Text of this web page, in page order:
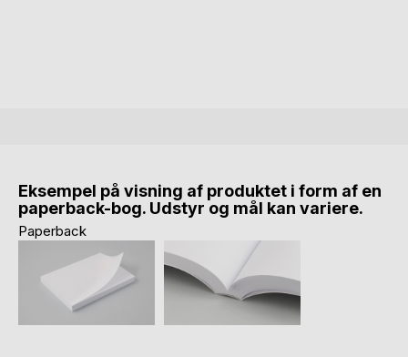
Eksempel på visning af produktet i form af en
paperback-bog. Udstyr og mål kan variere.
Paperback